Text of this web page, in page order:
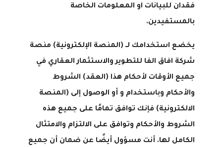
فقدان للبيانات او المعلومات الخاصة
بالمستفيدين.
يخضع استخدامك لــ (المنصة الإلكترونية) منصة
شركة افاق الفا للتطوير والاستثمار العقاري في
جميع الأوقات لأحكام هذا (العقد) الشروط
والأحكام وباستخدام و أو الوصول إلى (المنصة
الالكترونية) فإنك توافق تمامًا على جميع هذه
الشروط والأحكام وتوافق على الالتزام والامتثال
الكامل لها. أنت مسؤول أيضًا عن ضمان أن جميع